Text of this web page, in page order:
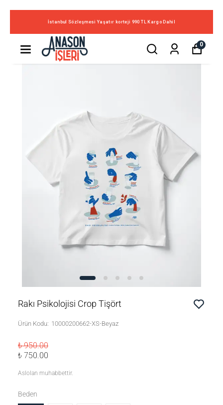
İstanbul Sözleşmesi Yaşatır korteji 990 TL Kargo Dahil
0
Rakı Psikolojisi Crop Tişört
Ürün Kodu: 10000200662-XS-Beyaz
₺ 950.00
₺ 750.00
Aslolan muhabbettir.
Beden